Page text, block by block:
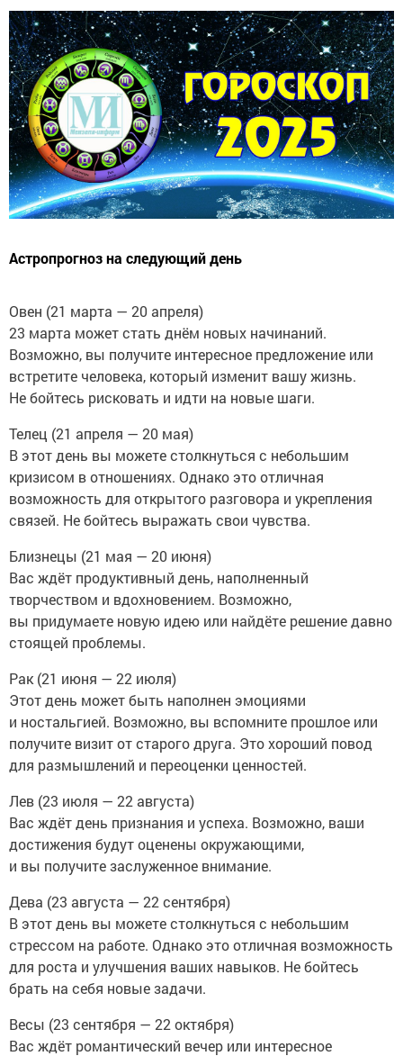
Астропрогноз на следующий день
Овен (21 марта — 20 апреля)
23 марта может стать днём новых начинаний.
Возможно, вы получите интересное предложение или
встретите человека, который изменит вашу жизнь.
Не бойтесь рисковать и идти на новые шаги.
Телец (21 апреля — 20 мая)
В этот день вы можете столкнуться с небольшим
кризисом в отношениях. Однако это отличная
возможность для открытого разговора и укрепления
связей. Не бойтесь выражать свои чувства.
Близнецы (21 мая — 20 июня)
Вас ждёт продуктивный день, наполненный
творчеством и вдохновением. Возможно,
вы придумаете новую идею или найдёте решение давно
стоящей проблемы.
Рак (21 июня — 22 июля)
Этот день может быть наполнен эмоциями
и ностальгией. Возможно, вы вспомните прошлое или
получите визит от старого друга. Это хороший повод
для размышлений и переоценки ценностей.
Лев (23 июля — 22 августа)
Вас ждёт день признания и успеха. Возможно, ваши
достижения будут оценены окружающими,
и вы получите заслуженное внимание.
Дева (23 августа — 22 сентября)
В этот день вы можете столкнуться с небольшим
стрессом на работе. Однако это отличная возможность
для роста и улучшения ваших навыков. Не бойтесь
брать на себя новые задачи.
Весы (23 сентября — 22 октября)
Вас ждёт романтический вечер или интересное